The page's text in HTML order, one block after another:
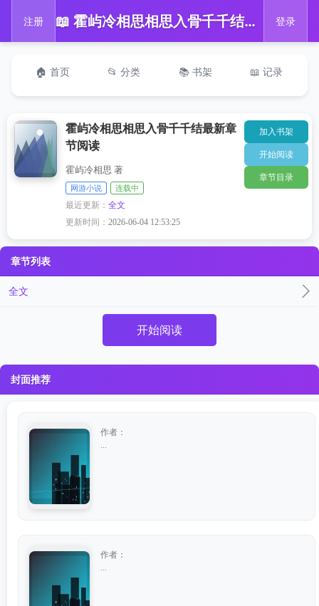
注册 📖 霍屿冷相思相思入骨千千结最新章节阅读 登录
🏠 首页 📂 分类 📚 书架 📖 记录
霍屿冷相思相思入骨千千结最新章
节阅读
霍屿冷相思 著
网游小说 连载中
最近更新：全文
更新时间：2026-06-04 12:53:25
加入书架
开始阅读
章节目录
章节列表
全文
开始阅读
封面推荐
作者：
作者：